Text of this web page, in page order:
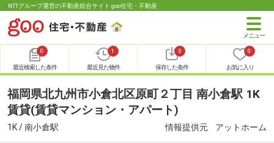
NTTグループ運営の不動産総合サイト goo住宅・不動産
0
最近検索した条件
1
最近見た物件
0
保存した条件
0
お気に入り
福岡県北九州市小倉北区原町２丁目 南小倉駅 1K
賃貸(賃貸マンション・アパート)
1K / 南小倉駅 情報提供元 アットホーム